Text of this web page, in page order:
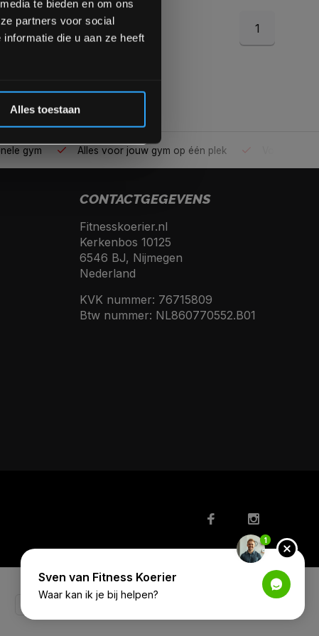
te bieden en om ons
partners voor social
die u aan ze heeft
Alles toestaan
1
gym Alles voor jouw gym op één plek
CONTACTGEGEVENS
Fitnesskoerier.nl
Kerkenbos 10125
6546 BJ, Nijmegen
Nederland
KVK nummer: 76715809
Btw nummer: NL860770552.B01
1
Sven van Fitness Koerier
Waar kan ik je bij helpen?
Inschrijven